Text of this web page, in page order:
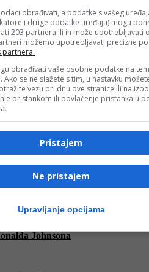
s Amerikom
je nekad dobra!”
Maki i
atmosferu
nakon smrti
ja sam. Volim
Johnsona
obrađivati, a podatke s vašeg
i druge podatke uređaja) mogu
203 partnera ili ih može upotrebljavati
možemo upotrebljavati precizne
partnera.
obrađivati vaše osobne podatke na
Ako se ne slažete s tim, u nastavku
vezu pri dnu ove stranice ili na
pristankom ili povlačenje pristanka u
Pristajem
Ne pristajem
Upravljanje opcijama